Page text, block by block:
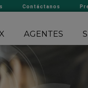
Contáctanos
AGENTES